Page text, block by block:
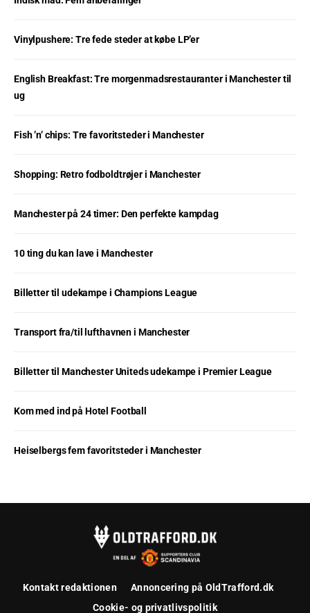
Vinylpushere: Tre fede steder at købe LP’er
English Breakfast: Tre morgenmadsrestauranter i Manchester til
ug
Fish ’n’ chips: Tre favoritsteder i Manchester
Shopping: Retro fodboldtrøjer i Manchester
Manchester på 24 timer: Den perfekte kampdag
10 ting du kan lave i Manchester
Billetter til udekampe i Champions League
Transport fra/til lufthavnen i Manchester
Billetter til Manchester Uniteds udekampe i Premier League
Kom med ind på Hotel Football
Heiselbergs fem favoritsteder i Manchester
Kontakt redaktionen
Annoncering på OldTrafford.dk
Cookie- og privatlivspolitik